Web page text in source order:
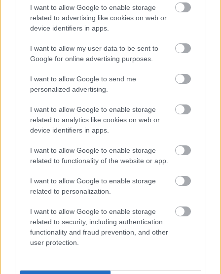
I want to allow Google to enable storage
related to advertising like cookies on web or
device identifiers in apps.
I want to allow my user data to be sent to
Google for online advertising purposes.
I want to allow Google to send me
personalized advertising.
I want to allow Google to enable storage
related to analytics like cookies on web or
device identifiers in apps.
I want to allow Google to enable storage
related to functionality of the website or app.
I want to allow Google to enable storage
related to personalization.
I want to allow Google to enable storage
related to security, including authentication
functionality and fraud prevention, and other
user protection.
Δείτε ακόμη